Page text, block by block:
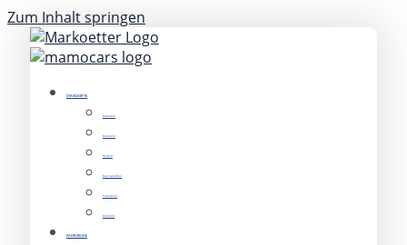
Zum Inhalt springen
STANDORTE
Gütersloh
Bielefeld
Herford
Bad Salzuflen
Paderborn
Detmold
FAHRZEUGE